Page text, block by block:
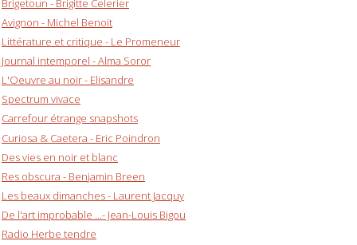
Brigetoun - Brigitte Celerier
Avignon - Michel Benoit
Littérature et critique - Le Promeneur
Journal intemporel - Alma Soror
L'Oeuvre au noir - Elisandre
Spectrum vivace
Carrefour étrange snapshots
Curiosa & Caetera - Eric Poindron
Des vies en noir et blanc
Res obscura - Benjamin Breen
Les beaux dimanches - Laurent Jacquy
De l'art improbable ...- Jean-Louis Bigou
Radio Herbe tendre